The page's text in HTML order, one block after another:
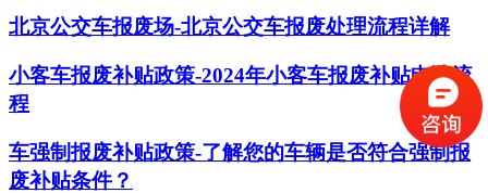
北京公交车报废场-北京公交车报废处理流程详解
小客车报废补贴政策-2024年小客车报废补贴申请流
程
车强制报废补贴政策-了解您的车辆是否符合强制报
废补贴条件？